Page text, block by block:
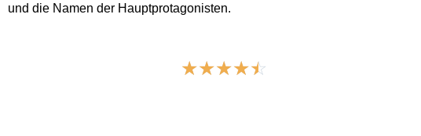
und die Namen der Hauptprotagonisten.
☆☆☆☆☆